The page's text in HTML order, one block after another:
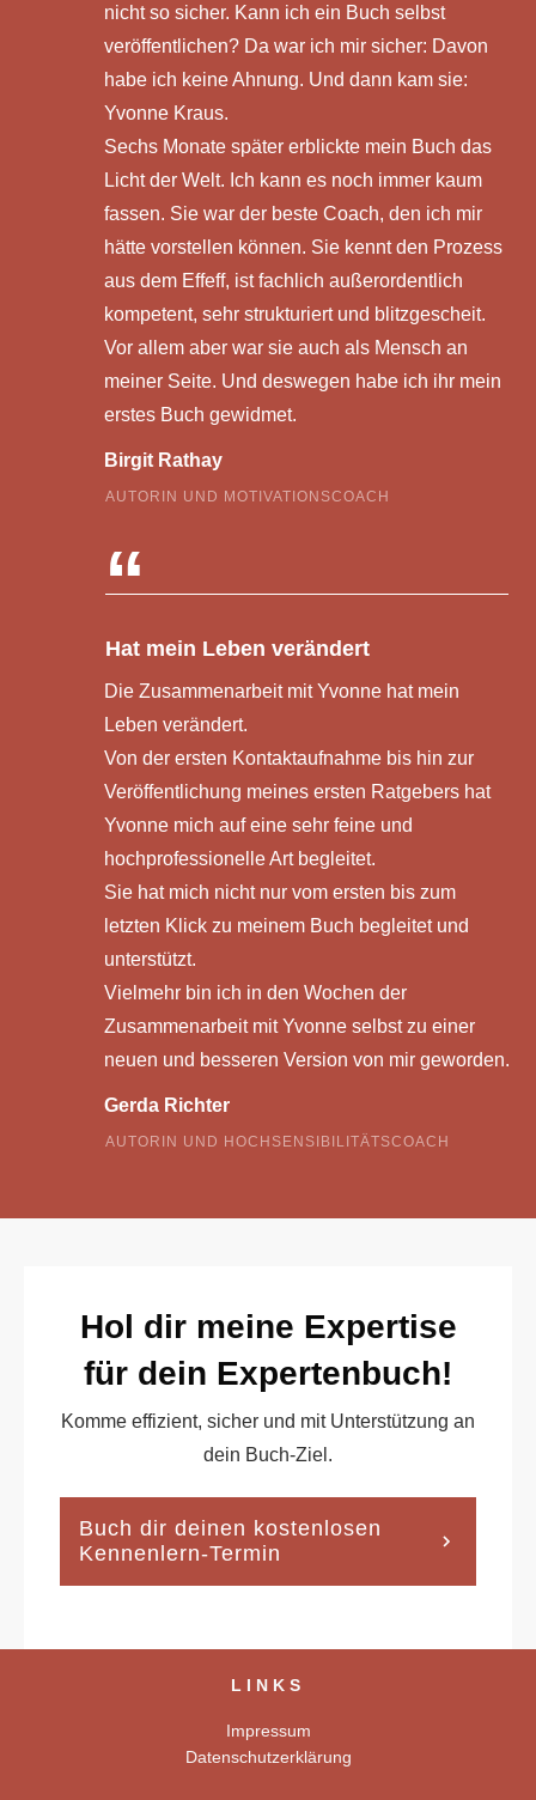
nicht so sicher. Kann ich ein Buch selbst
veröffentlichen? Da war ich mir sicher: Davon
habe ich keine Ahnung. Und dann kam sie:
Yvonne Kraus.
Sechs Monate später erblickte mein Buch das
Licht der Welt. Ich kann es noch immer kaum
fassen. Sie war der beste Coach, den ich mir
hätte vorstellen können. Sie kennt den Prozess
aus dem Effeff, ist fachlich außerordentlich
kompetent, sehr strukturiert und blitzgescheit.
Vor allem aber war sie auch als Mensch an
meiner Seite. Und deswegen habe ich ihr mein
erstes Buch gewidmet.
Birgit Rathay
AUTORIN UND MOTIVATIONSCOACH
“
Hat mein Leben verändert
Die Zusammenarbeit mit Yvonne hat mein
Leben verändert.
Von der ersten Kontaktaufnahme bis hin zur
Veröffentlichung meines ersten Ratgebers hat
Yvonne mich auf eine sehr feine und
hochprofessionelle Art begleitet.
Sie hat mich nicht nur vom ersten bis zum
letzten Klick zu meinem Buch begleitet und
unterstützt.
Vielmehr bin ich in den Wochen der
Zusammenarbeit mit Yvonne selbst zu einer
neuen und besseren Version von mir geworden.
Gerda Richter
AUTORIN UND HOCHSENSIBILITÄTSCOACH
Hol dir meine Expertise
für dein Expertenbuch!
Komme effizient, sicher und mit Unterstützung an
dein Buch-Ziel.
Buch dir deinen kostenlosen
Kennenlern-Termin
LINKS
Impressum
Datenschutzerklärung